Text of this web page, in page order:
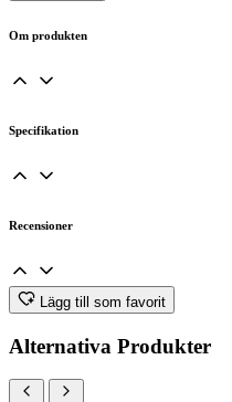
Om produkten
Specifikation
Recensioner
Lägg till som favorit
Alternativa Produkter